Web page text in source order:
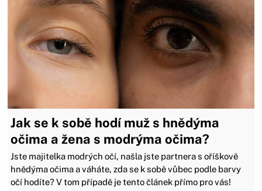
Jak se k sobě hodí muž s hnědýma
očima a žena s modrýma očima?
Jste majitelka modrých očí, našla jste partnera s oříškově
hnědýma očima a váháte, zda se k sobě vůbec podle barvy
očí hodíte? V tom případě je tento článek přímo pro vás!